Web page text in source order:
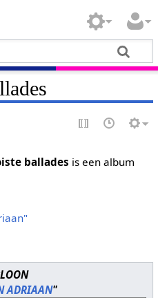
ballades is een album
ADRIAAN"